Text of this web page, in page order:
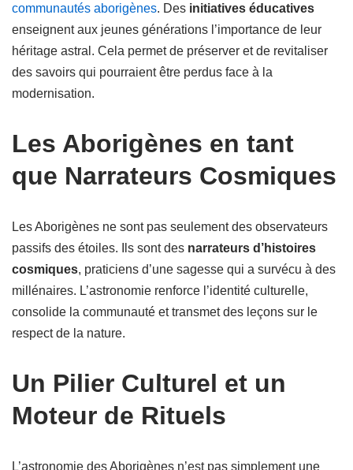
communautés aborigènes. Des initiatives éducatives
enseignent aux jeunes générations l’importance de leur
héritage astral. Cela permet de préserver et de revitaliser
des savoirs qui pourraient être perdus face à la
modernisation.
Les Aborigènes en tant
que Narrateurs Cosmiques
Les Aborigènes ne sont pas seulement des observateurs
passifs des étoiles. Ils sont des narrateurs d’histoires
cosmiques, praticiens d’une sagesse qui a survécu à des
millénaires. L’astronomie renforce l’identité culturelle,
consolide la communauté et transmet des leçons sur le
respect de la nature.
Un Pilier Culturel et un
Moteur de Rituels
L’astronomie des Aborigènes n’est pas simplement une